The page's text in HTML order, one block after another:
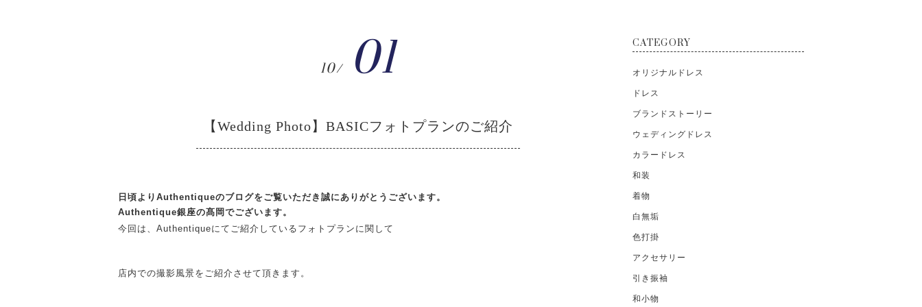
10/ 01
【Wedding Photo】BASICフォトプランのご紹介
日頃よりAuthentiqueのブログをご覧いただき誠にありがとうございます。
Authentique銀座の髙岡でございます。
今回は、Authentiqueにてご紹介しているフォトプランに関して
店内での撮影風景をご紹介させて頂きます。
CATEGORY
オリジナルドレス
ドレス
ブランドストーリー
ウェディングドレス
カラードレス
和装
着物
白無垢
色打掛
アクセサリー
引き振袖
和小物